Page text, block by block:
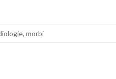
, morbi